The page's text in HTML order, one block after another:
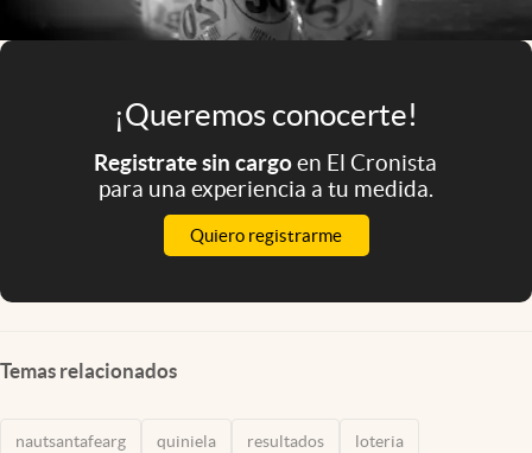
abre en nueva pestaña
Argentina
¡Queremos conocerte!
Registrate sin cargoen El Cronista
para una experiencia a tu medida.
Quiero registrarme
Temas relacionados
nautsantafearg quiniela resultados loteria